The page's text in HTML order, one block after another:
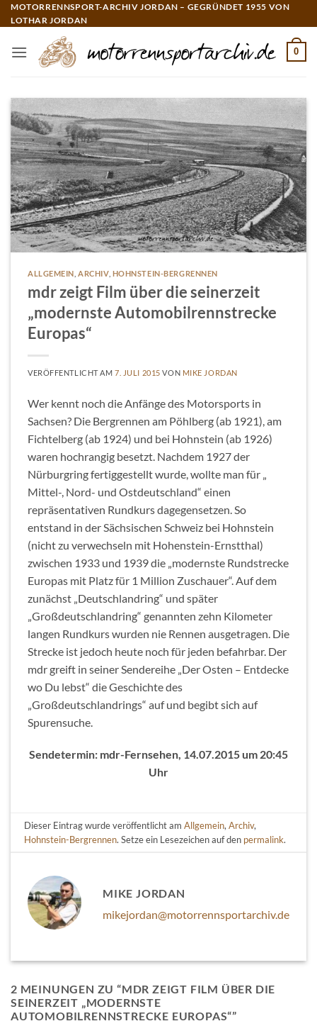
Zum
Inhalt
MOTORRENNSPORT-ARCHIV JORDAN – GEGRÜNDET 1955 VON
LOTHAR JORDAN
0
ALLGEMEIN ,ARCHIV, HOHNSTEIN-BERGRENNEN
mdr zeigt Film über die seinerzeit
„modernste Automobilrennstrecke
Europas“
VERÖFFENTLICHT AM7. JULI 2015 VON MIKE JORDAN
Wer kennt noch die Anfänge des Motorsports in
Sachsen? Die Bergrennen am Pöhlberg (ab 1921), am
Fichtelberg (ab 1924) und bei Hohnstein (ab 1926)
waren hochrangig besetzt. Nachdem 1927 der
Nürburgring fertiggestellt wurde, wollte man für „
Mittel-, Nord- und Ostdeutschland“ einen
repräsentativen Rundkurs dagegensetzen. So
entstand in der Sächsischen Schweiz bei Hohnstein
(nicht zu verwechseln mit Hohenstein-Ernstthal)
zwischen 1933 und 1939 die „modernste Rundstrecke
Europas mit Platz für 1 Million Zuschauer“. Auf dem
zunächst „Deutschlandring“ und später
„Großdeutschlandring“ genannten zehn Kilometer
langen Rundkurs wurden nie Rennen ausgetragen. Die
Strecke ist jedoch heute noch für jeden befahrbar. Der
mdr greift in seiner Sendereihe „Der Osten – Entdecke
wo Du lebst“ die Geschichte des
„Großdeutschlandrings“ auf und begibt sich auf
Spurensuche.
Sendetermin: mdr-Fernsehen, 14.07.2015 um 20:45
Uhr
Dieser Eintrag wurde veröffentlicht amAllgemein,Archiv,
Hohnstein-Bergrennen. Setze ein Lesezeichen auf den permalink.
MIKE JORDAN
mikejordan@motorrennsportarchiv.de
2 MEINUNGEN ZU “MDR ZEIGT FILM ÜBER DIE
SEINERZEIT „MODERNSTE
AUTOMOBILRENNSTRECKE EUROPAS“”